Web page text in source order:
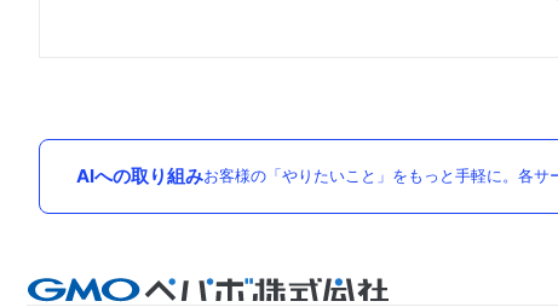
AIへの取り組みお客様の「やりたいこと」をもっと手軽に。各サ